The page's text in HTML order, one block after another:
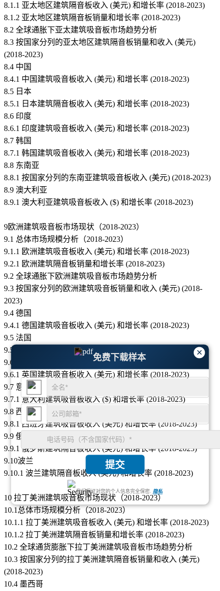
×
免费下载样本
提交
我们保证对您的个人信息完全保密. 隐私
8.1.1 亚太地区建筑隔音板收入 (美元) 和增长率 (2018-2023)
8.1.2 亚太地区建筑隔音板销量和增长率 (2018-2023)
8.2 全球通胀下亚太建筑吸音板市场趋势分析
8.3 按国家分列的亚太地区建筑隔音板销量和收入 (美元)
(2018-2023)
8.4 中国
8.4.1 中国建筑吸音板收入 (美元) 和增长率 (2018-2023)
8.5 日本
8.5.1 日本建筑隔音板收入 (美元) 和增长率 (2018-2023)
8.6 印度
8.6.1 印度建筑吸音板收入 (美元) 和增长率 (2018-2023)
8.7 韩国
8.7.1 韩国建筑吸音板收入 (美元) 和增长率 (2018-2023)
8.8 东南亚
8.8.1 按国家分列的东南亚建筑吸音板收入 (美元) (2018-2023)
8.9 澳大利亚
8.9.1 澳大利亚建筑吸音板收入 ($) 和增长率 (2018-2023)
9欧洲建筑吸音板市场现状（2018-2023）
9.1 总体市场规模分析（2018-2023）
9.1.1 欧洲建筑吸音板收入 (美元) 和增长率 (2018-2023)
9.2.1 欧洲建筑隔音板销量和增长率 (2018-2023)
9.2 全球通胀下欧洲建筑吸音板市场趋势分析
9.3 按国家分列的欧洲建筑吸音板销量和收入 (美元) (2018-
2023)
9.4 德国
9.4.1 德国建筑吸音板收入 (美元) 和增长率 (2018-2023)
9.5 法国
9.5.1 法国建筑吸音板收入 (美元) 和增长率 (2018-2023)
9.6 英国
9.6.1 英国建筑吸音板收入 (美元) 和增长率 (2018-2023)
9.7 意大利
9.7.1 意大利建筑吸音板收入 ($) 和增长率 (2018-2023)
9.8 西班牙
9.8.1 西班牙建筑吸音板收入 (美元) 和增长率 (2018-2023)
9.9 俄罗斯
9.9.1 俄罗斯建筑隔音板收入 (美元) 和增长率 (2018-2023)
9.10波兰
9.10.1 波兰建筑隔音板收入 (美元) 和增长率 (2018-2023)
10 拉丁美洲建筑吸音板市场现状（2018-2023）
10.1总体市场规模分析（2018-2023）
10.1.1 拉丁美洲建筑吸音板收入 (美元) 和增长率 (2018-2023)
10.1.2 拉丁美洲建筑隔音板销量和增长率 (2018-2023)
10.2 全球通货膨胀下拉丁美洲建筑吸音板市场趋势分析
10.3 按国家分列的拉丁美洲建筑隔音板销量和收入 (美元)
(2018-2023)
10.4 墨西哥